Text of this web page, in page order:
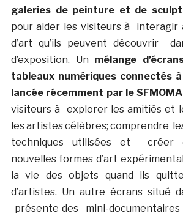
galeries de peinture et de
pour aider les visiteurs à interagir
d’art qu’ils peuvent découvrir
d’exposition. Un mélange
tableaux numériques connectés
lancée récemment par le SFMOMA
visiteurs à explorer les amitiés et
les artistes célèbres; comprendre
techniques utilisées et créer
nouvelles formes d’art
la vie des objets quand ils
d’artistes. Un autre écrans situé
présente des mini-documentaires